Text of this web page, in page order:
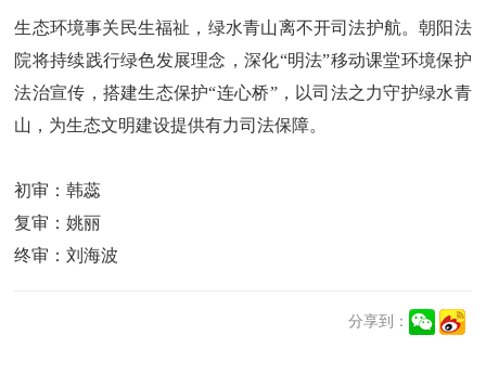
生态环境事关民生福祉，绿水青山离不开司法护航。朝阳法
院将持续践行绿色发展理念，深化“明法”移动课堂环境保护
法治宣传，搭建生态保护“连心桥”，以司法之力守护绿水青
山，为生态文明建设提供有力司法保障。
初审：韩蕊
复审：姚丽
终审：刘海波
分享到：